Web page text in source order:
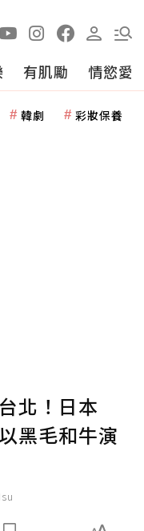
有肌勵 情慾愛
韓劇 彩妝保養
北！日本
黑毛和牛演